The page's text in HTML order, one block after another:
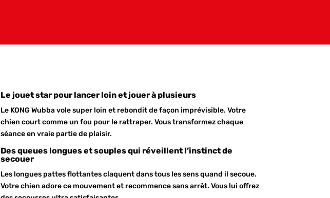
Le jouet star pour lancer loin et jouer à plusieurs
Le KONG Wubba vole super loin et rebondit de façon imprévisible. Votre
chien court comme un fou pour le rattraper. Vous transformez chaque
séance en vraie partie de plaisir.
Des queues longues et souples qui réveillent l’instinct de
secouer
Les longues pattes flottantes claquent dans tous les sens quand il secoue.
Votre chien adore ce mouvement et recommence sans arrêt. Vous lui offrez